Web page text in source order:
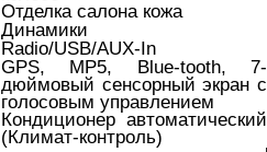
Отделка салона кожа
Динамики
Radio/USB/AUX-In
GPS, MP5, Blue-tooth, 7-
дюймовый сенсорный экран с
голосовым управлением
Кондиционер автоматический
(Климат-контроль)